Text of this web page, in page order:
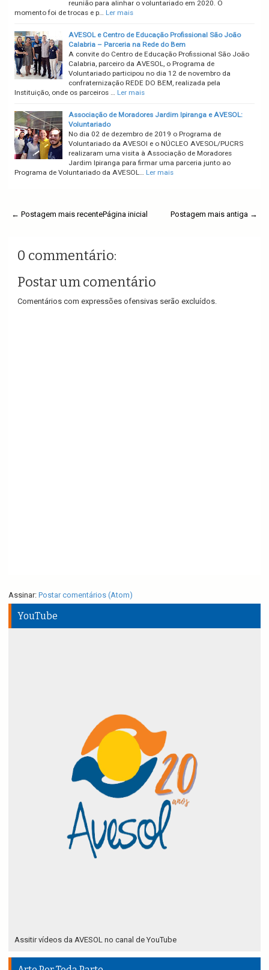
reunião para alinhar o voluntariado em 2020. O
momento foi de trocas e p… Ler mais
AVESOL e Centro de Educação Profissional São João
Calabria – Parceria na Rede do Bem
A convite do Centro de Educação Profissional São João
Calabria, parceiro da AVESOL, o Programa de
Voluntariado participou no dia 12 de novembro da
confraternização REDE DO BEM, realizada pela
Instituição, onde os parceiros … Ler mais
Associação de Moradores Jardim Ipiranga e AVESOL:
Voluntariado
No dia 02 de dezembro de 2019 o Programa de
Voluntariado da AVESOl e o NÚCLEO AVESOL/PUCRS
realizaram uma visita à Associação de Moradores
Jardim Ipiranga para firmar uma parceria junto ao
Programa de Voluntariado da AVESOL… Ler mais
← Postagem mais recente Postagem mais antiga →
Página inicial
0 commentário:
Postar um comentário
Comentários com expressões ofensivas serão excluídos.
Assinar: Postar comentários (Atom)
YouTube
Assitir vídeos da AVESOL no canal de YouTube